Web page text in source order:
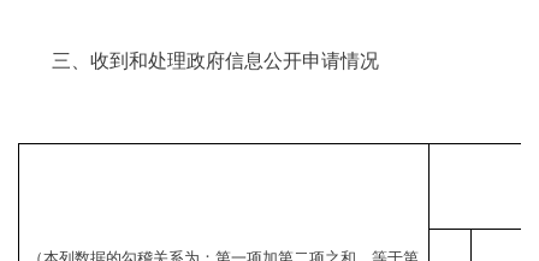
三、收到和处理政府信息公开申请情况